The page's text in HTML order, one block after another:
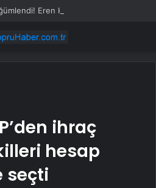
ihraç
hesap
seçti